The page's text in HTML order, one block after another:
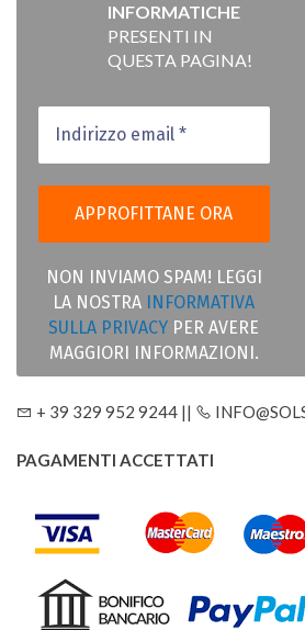
INFORMATICHE
PRESENTI IN
QUESTA PAGINA!
NON INVIAMO SPAM! LEGGI
LA NOSTRA
INFORMATIVA
SULLA PRIVACY PER AVERE
MAGGIORI INFORMAZIONI.
+ 39 329 952 9244 ||
PAGAMENTI ACCETTATI